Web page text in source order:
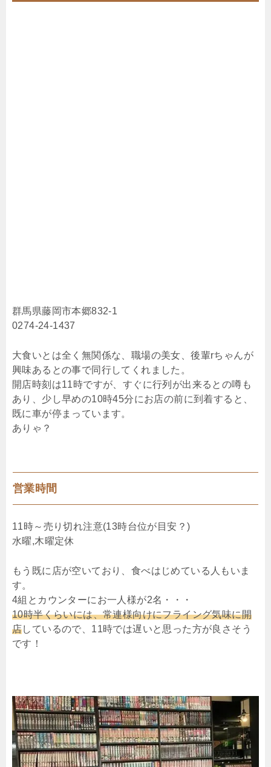
群馬県藤岡市本郷832-1
0274-24-1437
大食いとは全く無関係な、職場の美女、後輩rちゃんが
興味あるとの事で同行してくれました。
開店時刻は11時ですが、すぐに行列が出来るとの噂も
あり、少し早めの10時45分にお店の前に到着すると、
既に車が停まっています。
ありゃ？
営業時間
11時～売り切れ注意(13時台位が目安？)
水曜,木曜定休
もう既に店が空いており、食べはじめている人もいま
す。
4組とカウンターにお一人様が2名・・・
10時半くらいには、常連様向けにフライング気味に開
店しているので、11時では遅いと思った方が良さそう
です！